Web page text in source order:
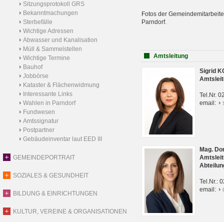
Sitzungsprotokoll GRS
Bekanntmachungen
Sterbefälle
Wichtige Adressen
Abwasser und Kanalisation
Müll & Sammelstellen
Wichtige Termine
Bauhof
Jobbörse
Kataster & Flächenwidmung
Interessante Links
Wahlen in Parndorf
Fundwesen
Amtssignatur
Postpartner
Gebäudeinventar laut EED III
GEMEINDEPORTRAIT
SOZIALES & GESUNDHEIT
BILDUNG & EINRICHTUNGEN
KULTUR, VEREINE & ORGANISATIONEN
Fotos der
Parndorf.
Amtsleitung
Sigrid
Tel.Nr.
email:
Mag.
Tel.Nr.:
email: